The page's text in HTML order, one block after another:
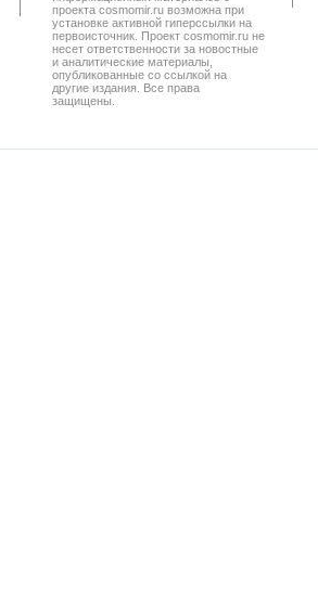
проекта cosmomir.ru возможна при
установке активной гиперссылки на
первоисточник. Проект cosmomir.ru не
несет ответственности за новостные
и аналитические материалы,
опубликованные со ссылкой на
другие издания. Все права
защищены.